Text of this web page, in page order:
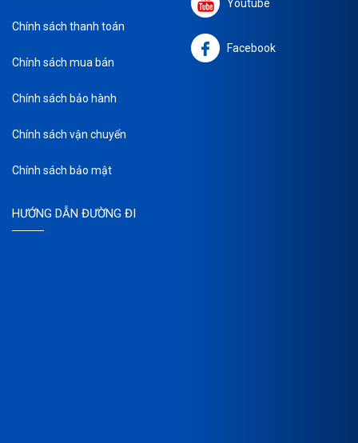
Chính sách thanh toán
Chính sách mua bán
Chính sách bảo hành
Chính sách vận chuyển
Chính sách bảo mật
Youtube
Facebook
HƯỚNG DẪN ĐƯỜNG ĐI